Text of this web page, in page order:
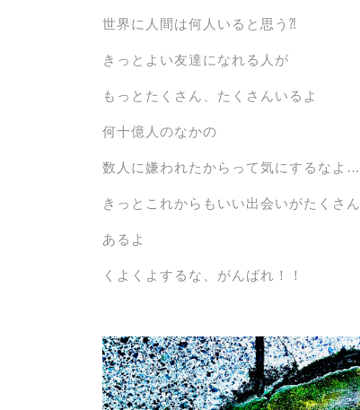
世界に人間は何人いると思う⁈
きっとよい友達になれる人が
もっとたくさん、たくさんいるよ
何十億人のなかの
数人に嫌われたからって気にするなよ…
きっとこれからもいい出会いがたくさん
あるよ
くよくよするな、がんばれ！！